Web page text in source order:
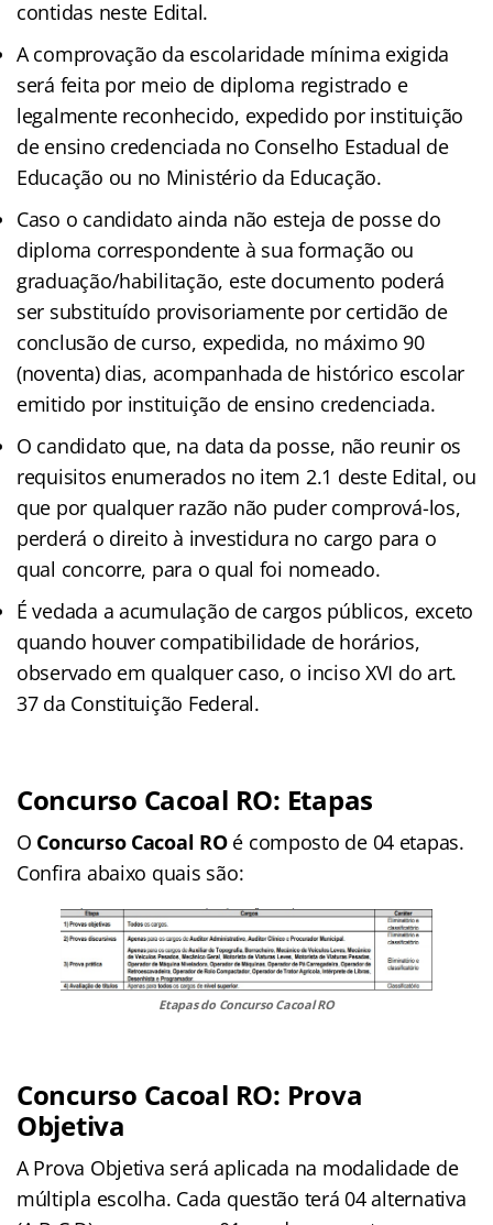
contidas neste Edital.
A comprovação da escolaridade mínima exigida
será feita por meio de diploma registrado e
legalmente reconhecido, expedido por instituição
de ensino credenciada no Conselho Estadual de
Educação ou no Ministério da Educação.
Caso o candidato ainda não esteja de posse do
diploma correspondente à sua formação ou
graduação/habilitação, este documento poderá
ser substituído provisoriamente por certidão de
conclusão de curso, expedida, no máximo 90
(noventa) dias, acompanhada de histórico escolar
emitido por instituição de ensino credenciada.
O candidato que, na data da posse, não reunir os
requisitos enumerados no item 2.1 deste Edital, ou
que por qualquer razão não puder comprová-los,
perderá o direito à investidura no cargo para o
qual concorre, para o qual foi nomeado.
É vedada a acumulação de cargos públicos, exceto
quando houver compatibilidade de horários,
observado em qualquer caso, o inciso XVI do art.
37 da Constituição Federal.
Concurso Cacoal RO: Etapas
O Concurso Cacoal ROé composto de 04 etapas.
Confira abaixo quais são:
Etapas do Concurso Cacoal RO
Concurso Cacoal RO: Prova
Objetiva
A Prova Objetiva será aplicada na modalidade de
múltipla escolha. Cada questão terá 04 alternativa